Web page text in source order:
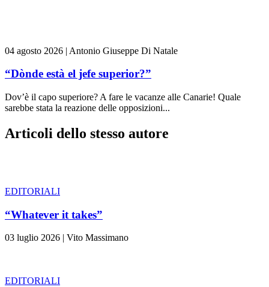
04 agosto 2026 | Antonio Giuseppe Di Natale
“Dònde està el jefe superior?”
Dov’è il capo superiore? A fare le vacanze alle Canarie! Quale
sarebbe stata la reazione delle opposizioni...
Articoli dello stesso autore
EDITORIALI
“Whatever it takes”
03 luglio 2026 | Vito Massimano
EDITORIALI